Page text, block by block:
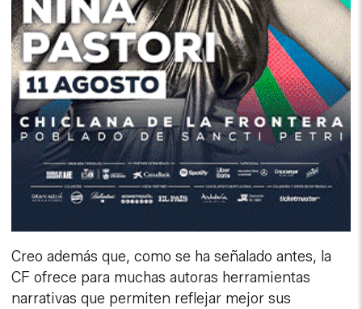
Creo además que, como se ha señalado antes, la
CF ofrece para muchas autoras herramientas
narrativas que permiten reflejar mejor sus